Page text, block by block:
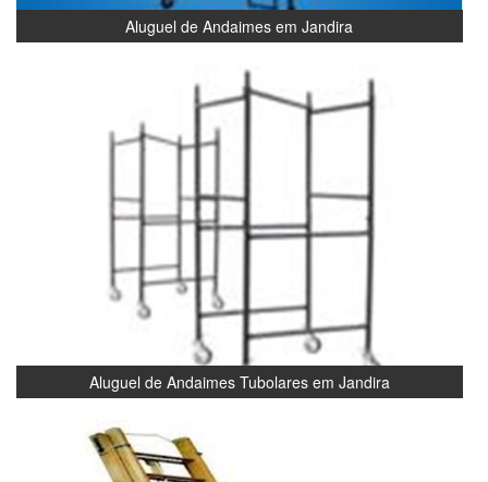
Aluguel de Andaimes em Jandira
Aluguel de Andaimes Tubolares em Jandira